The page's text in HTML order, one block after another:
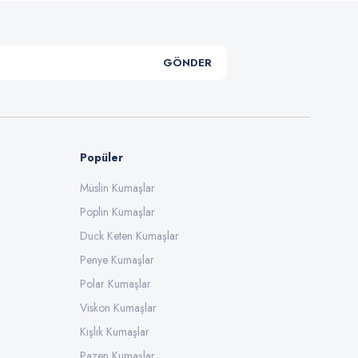
GÖNDER
Popüler
Müslin Kumaşlar
Poplin Kumaşlar
Duck Keten Kumaşlar
Penye Kumaşlar
Polar Kumaşlar
Viskon Kumaşlar
Kışlık Kumaşlar